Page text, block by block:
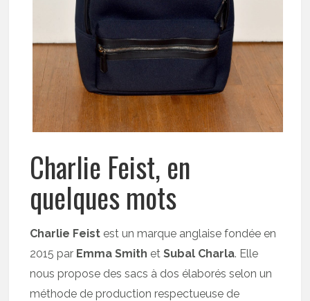
Charlie Feist, en
quelques mots
Charlie Feist est un marque anglaise fondée en
2015 par Emma Smith etSubal Charla. Elle
nous propose des sacs à dos élaborés selon un
méthode de production respectueuse de